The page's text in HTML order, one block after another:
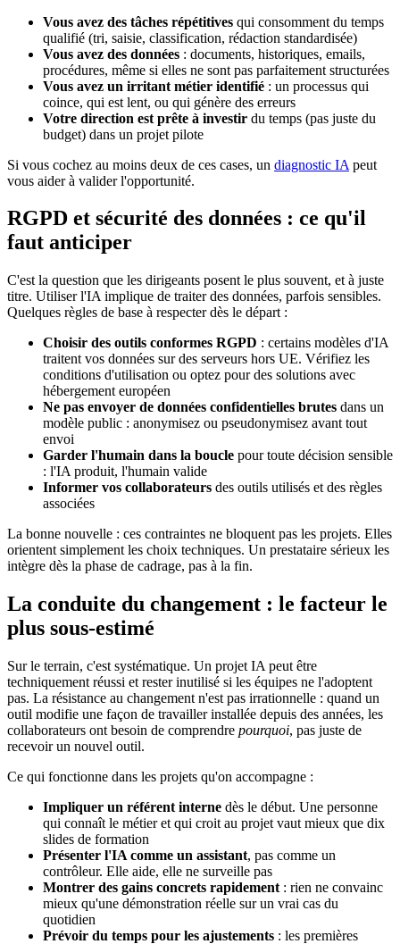
Vous avez des tâches répétitives qui consomment du temps
qualifié (tri, saisie, classification, rédaction standardisée)
Vous avez des données : documents, historiques, emails,
procédures, même si elles ne sont pas parfaitement structurées
Vous avez un irritant métier identifié : un processus qui
coince, qui est lent, ou qui génère des erreurs
Votre direction est prête à investir du temps (pas juste du
budget) dans un projet pilote
Si vous cochez au moins deux de ces cases, un diagnostic IA peut
vous aider à valider l'opportunité.
RGPD et sécurité des données : ce qu'il
faut anticiper
C'est la question que les dirigeants posent le plus souvent, et à juste
titre. Utiliser l'IA implique de traiter des données, parfois sensibles.
Quelques règles de base à respecter dès le départ :
Choisir des outils conformes RGPD : certains modèles d'IA
traitent vos données sur des serveurs hors UE. Vérifiez les
conditions d'utilisation ou optez pour des solutions avec
hébergement européen
Ne pas envoyer de données confidentielles brutes dans un
modèle public : anonymisez ou pseudonymisez avant tout
envoi
Garder l'humain dans la boucle pour toute décision sensible
: l'IA produit, l'humain valide
Informer vos collaborateurs des outils utilisés et des règles
associées
La bonne nouvelle : ces contraintes ne bloquent pas les projets. Elles
orientent simplement les choix techniques. Un prestataire sérieux les
intègre dès la phase de cadrage, pas à la fin.
La conduite du changement : le facteur le
plus sous-estimé
Sur le terrain, c'est systématique. Un projet IA peut être
techniquement réussi et rester inutilisé si les équipes ne l'adoptent
pas. La résistance au changement n'est pas irrationnelle : quand un
outil modifie une façon de travailler installée depuis des années, les
collaborateurs ont besoin de comprendre pourquoi, pas juste de
recevoir un nouvel outil.
Ce qui fonctionne dans les projets qu'on accompagne :
Impliquer un référent interne dès le début. Une personne
qui connaît le métier et qui croit au projet vaut mieux que dix
slides de formation
Présenter l'IA comme un assistant, pas comme un
contrôleur. Elle aide, elle ne surveille pas
Montrer des gains concrets rapidement : rien ne convainc
mieux qu'une démonstration réelle sur un vrai cas du
quotidien
Prévoir du temps pour les ajustements : les premières